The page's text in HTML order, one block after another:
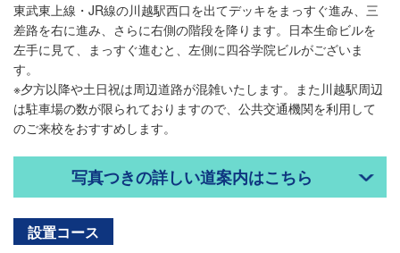
東武東上線・JR線の川越駅西口を出てデッキをまっすぐ進み、三
差路を右に進み、さらに右側の階段を降ります。日本生命ビルを
左手に見て、まっすぐ進むと、左側に四谷学院ビルがございま
す。
※夕方以降や土日祝は周辺道路が混雑いたします。また川越駅周辺
は駐車場の数が限られておりますので、公共交通機関を利用して
のご来校をおすすめします。
写真つきの詳しい道案内はこちら
設置コース